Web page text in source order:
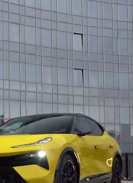
die durven denken
passie voor
een baan die
service en
én je elke dag
Automotive krijg
meer
voor jouw
plezier in wat je